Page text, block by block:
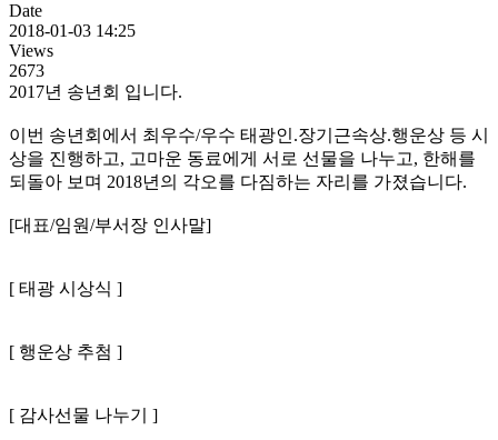
Date
2018-01-03 14:25
Views
2673
2017년 송년회 입니다.
이번 송년회에서 최우수/우수 태광인.장기근속상.행운상 등 시
상을 진행하고, 고마운 동료에게 서로 선물을 나누고, 한해를
되돌아 보며 2018년의 각오를 다짐하는 자리를 가졌습니다.
[대표/임원/부서장 인사말]
[ 태광 시상식 ]
[ 행운상 추첨 ]
[ 감사선물 나누기 ]